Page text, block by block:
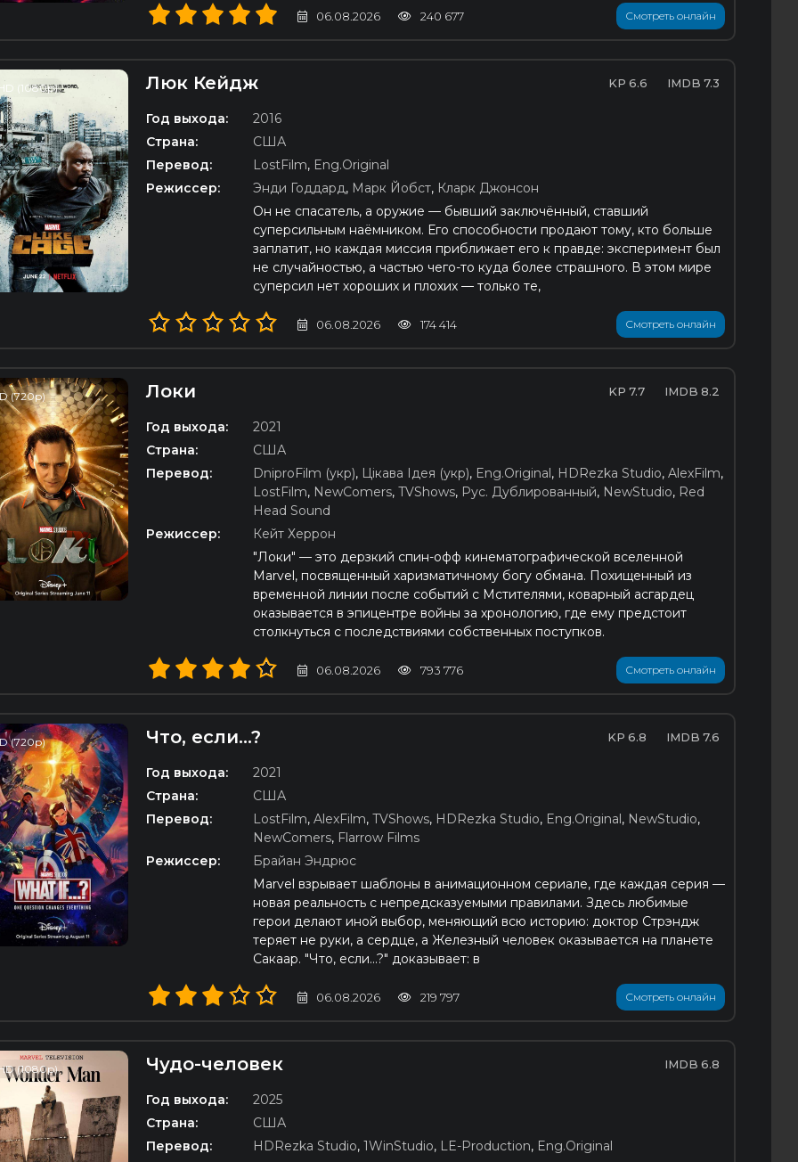
06.08.2026 240 677 Смотреть онлайн
(1080p) Люк Кейдж 6.6 7.3
Год выхода:
2016
Страна:
США
Перевод:
LostFilm, Eng.Original
Режиссер:
Энди Годдард, Марк Йобст, Кларк Джонсон
Он не спасатель, а оружие — бывший заключённый, ставший
суперсильным наёмником. Его способности продают тому, кто больше
заплатит, но каждая миссия приближает его к правде: эксперимент был
не случайностью, а частью чего-то куда более страшного. В этом мире
суперсил нет хороших и плохих — только те,
06.08.2026 174 414 Смотреть онлайн
(720p) Локи 7.7 8.2
Год выхода:
2021
Страна:
США
Перевод:
DniproFilm (укр), Цікава Ідея (укр), Eng.Original, HDRezka Studio, AlexFilm,
LostFilm, NewComers, TVShows, Рус. Дублированный, NewStudio, Red
Head Sound
Режиссер:
Кейт Херрон
"Локи" — это дерзкий спин-офф кинематографической вселенной
Marvel, посвященный харизматичному богу обмана. Похищенный из
временной линии после событий с Мстителями, коварный асгардец
оказывается в эпицентре войны за хронологию, где ему предстоит
столкнуться с последствиями собственных поступков.
06.08.2026 793 776 Смотреть онлайн
(720p) Что, если...? 6.8 7.6
Год выхода:
2021
Страна:
США
Перевод:
LostFilm, AlexFilm, TVShows, HDRezka Studio, Eng.Original, NewStudio,
NewComers, Flarrow Films
Режиссер:
Брайан Эндрюс
Marvel взрывает шаблоны в анимационном сериале, где каждая серия —
новая реальность с непредсказуемыми правилами. Здесь любимые
герои делают иной выбор, меняющий всю историю: доктор Стрэндж
теряет не руки, а сердце, а Железный человек оказывается на планете
Сакаар. "Что, если...?" доказывает: в
06.08.2026 219 797 Смотреть онлайн
(1080p) Чудо-человек 6.8
Год выхода:
2025
Страна:
США
Перевод:
HDRezka Studio, 1WinStudio, LE-Production, Eng.Original